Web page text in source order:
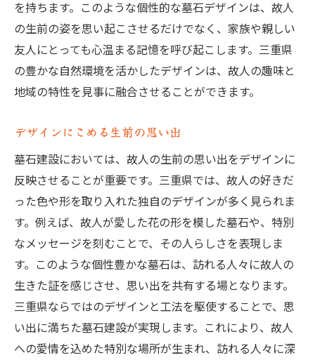
を持ちます。このような個性的な墓石デザインは、故人
の生前の姿を思い起こさせるだけでなく、家族や親しい
友人にとっても心温まる記憶を呼び起こします。三重県
の豊かな自然環境を活かしたデザインは、故人の趣味と
地域の特性を見事に融合させることができます。
デザインにこめる生前の思い出
墓石建設においては、故人の生前の思い出をデザインに
反映させることが重要です。三重県では、故人の好きだ
った色や形を取り入れた独自のデザインが多く見られま
す。例えば、故人が愛した花の形を模した墓石や、特別
なメッセージを刻むことで、その人らしさを表現しま
す。このような個性豊かな墓石は、訪れる人々に故人の
生きた証を感じさせ、思い出を共有する場となります。
三重県ならではのデザインと工法を駆使することで、思
い出に満ちた墓石建設が実現します。これにより、故人
への愛情を込めた特別な場所が生まれ、訪れる人々に深